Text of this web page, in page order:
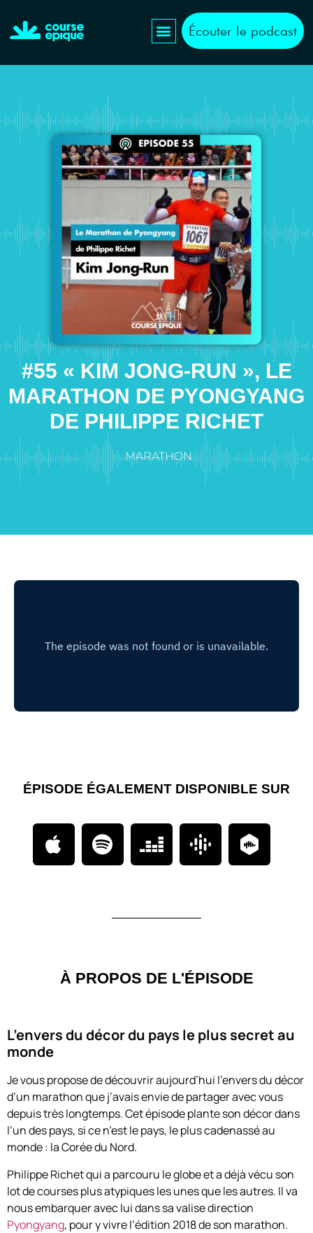
Écouter le podcast
#55 « KIM JONG-RUN », LE
MARATHON DE PYONGYANG
DE PHILIPPE RICHET
MARATHON
ÉPISODE ÉGALEMENT DISPONIBLE SUR
À PROPOS DE L'ÉPISODE
L’envers du décor du pays le plus secret au
monde
Je vous propose de découvrir aujourd’hui l’envers du décor
d’un marathon que j’avais envie de partager avec vous
depuis très longtemps. Cet épisode plante son décor dans
l’un des pays, si ce n’est le pays, le plus cadenassé au
monde : la Corée du Nord.
Philippe Richet qui a parcouru le globe et a déjà vécu son
lot de courses plus atypiques les unes que les autres. Il va
nous embarquer avec lui dans sa valise direction
Pyongyang, pour y vivre l’édition 2018 de son marathon.